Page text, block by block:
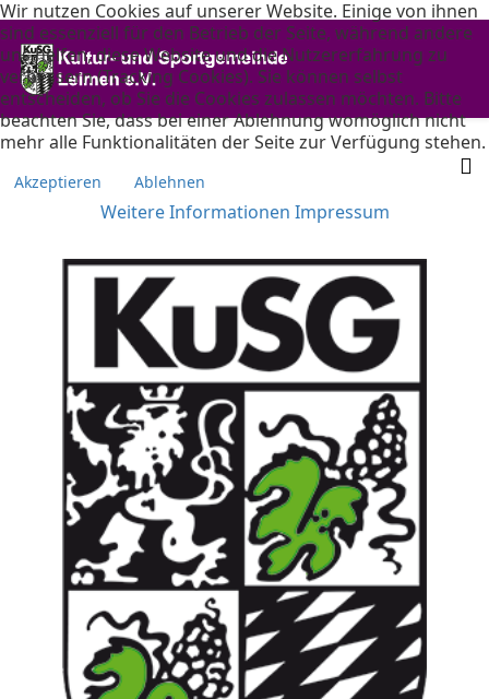
Wir nutzen Cookies auf unserer Website. Einige von ihnen
sind essenziell für den Betrieb der Seite, während andere
uns helfen, diese Website und die Nutzererfahrung zu
verbessern (Tracking Cookies). Sie können selbst
entscheiden, ob Sie die Cookies zulassen möchten. Bitte
beachten Sie, dass bei einer Ablehnung womöglich nicht
mehr alle Funktionalitäten der Seite zur Verfügung stehen.
Akzeptieren Ablehnen
Weitere Informationen Impressum